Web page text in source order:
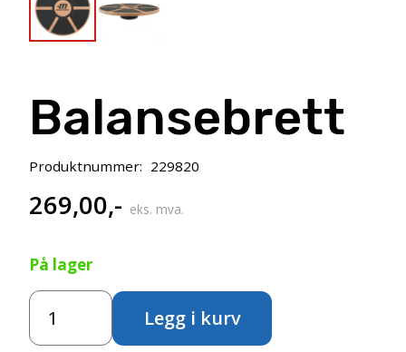
Balansebrett
Produktnummer: 229820
269,00,- eks. mva.
På lager
Balansebrett
antall
Legg i kurv